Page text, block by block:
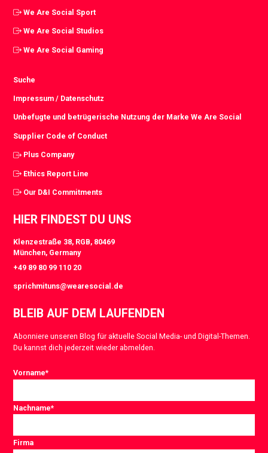
We Are Social Sport
We Are Social Studios
We Are Social Gaming
Suche
Impressum / Datenschutz
Unbefugte und betrügerische Nutzung der Marke We Are Social
Supplier Code of Conduct
Plus Company
Ethics Report Line
Our D&I Commitments
HIER FINDEST DU UNS
Klenzestraße 38, RGB, 80469
München, Germany
+49 89 80 99 110 20
sprichmituns@wearesocial.de
BLEIB AUF DEM LAUFENDEN
Abonniere unseren Blog für aktuelle Social Media- und Digital-Themen.
Du kannst dich jederzeit wieder abmelden.
Vorname*
Nachname*
Firma